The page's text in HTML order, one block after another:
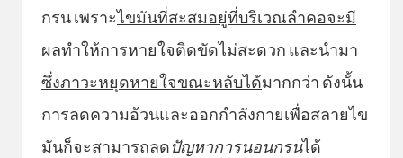
กรน เพราะไขมันที่สะสมอยู่ที่บริเวณลำคอจะมี
ผลทำให้การหายใจติดขัดไม่สะดวก และนำมา
ซึ่งภาวะหยุดหายใจขณะหลับได้มากกว่า ดังนั้น
การลดความอ้วนและออกกำลังกายเพื่อสลายไข
มันก็จะสามารถลดปัญหาการนอนกรนได้